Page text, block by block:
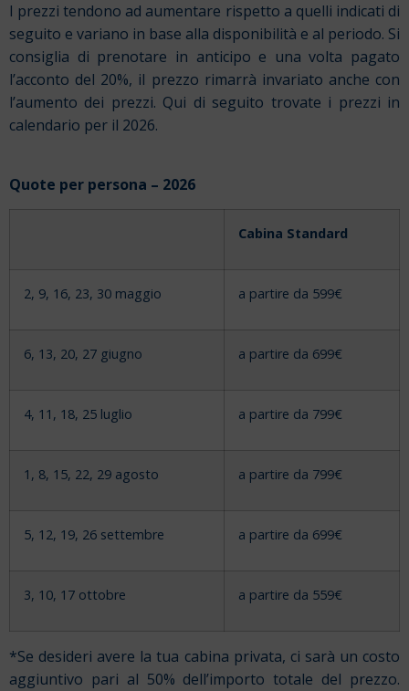
I prezzi tendono ad aumentare rispetto a quelli indicati di
seguito e variano in base alla disponibilità e al periodo. Si
consiglia di prenotare in anticipo e una volta pagato
l’acconto del 20%, il prezzo rimarrà invariato anche con
l’aumento dei prezzi. Qui di seguito trovate i prezzi in
calendario per il 2026.
Quote per persona – 2026
Cabina Standard
2, 9, 16, 23, 30 maggio a partire da 599€
6, 13, 20, 27 giugno a partire da 699€
4, 11, 18, 25 luglio a partire da 799€
1, 8, 15, 22, 29 agosto a partire da 799€
5, 12, 19, 26 settembre a partire da 699€
3, 10, 17 ottobre a partire da 559€
*Se desideri avere la tua cabina privata, ci sarà un costo
aggiuntivo pari al 50% dell’importo totale del prezzo.